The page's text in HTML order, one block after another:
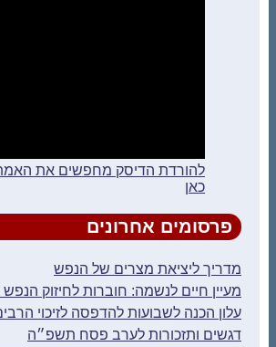
להורדת הדיסק מחפשים את
כאן
פרסומים אחרונים
מדריך ליציאת מצרים של הנפש
מעיין חיים לנשמה: חוברות לחיזוק
עלון הכנה לשבועות להדפסה לזיכוי
דגשים ותזכורות לערב פסח תשפ״ה